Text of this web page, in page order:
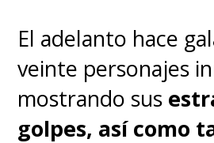
La aparición de
"James Rhodes/
no es al azar,
El adelanto hace
veinte personajes
mostrando sus
golpes, así como